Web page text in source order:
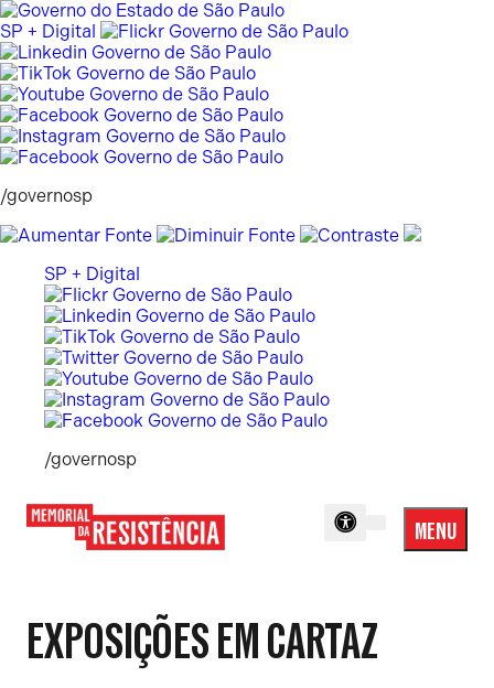
Pular
para
o
conteúdo
SP + Digital
/governosp
SP + Digital
/governosp
MENU
Menu
EXPOSIÇÕES EM CARTAZ